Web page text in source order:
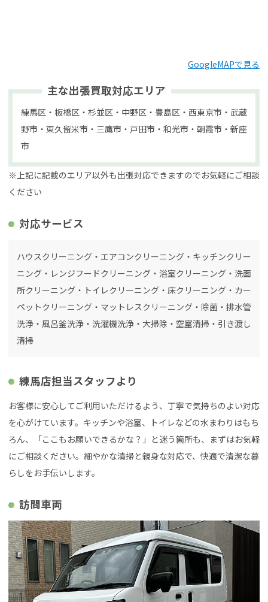
GoogleMAPで見る
主な出張買取対応エリア
練馬区・板橋区・杉並区・中野区・豊島区・西東京市・武蔵
野市・東久留米市・三鷹市・戸田市・和光市・朝霞市・新座
市
※上記に記載のエリア以外も出張対応できますのでお気軽にご相談
ください
対応サービス
ハウスクリーニング・エアコンクリーニング・キッチンクリー
ニング・レンジフードクリーニング・浴室クリーニング・洗面
所クリーニング・トイレクリーニング・床クリーニング・カー
ペットクリーニング・マットレスクリーニング・除菌・排水管
洗浄・風呂釜洗浄・洗濯機洗浄・大掃除・空室清掃・引き渡し
清掃
練馬店担当スタッフより
お客様に安心してご利用いただけるよう、丁寧で気持ちのよい対応
を心がけています。キッチンや浴室、トイレなどの水まわりはもち
ろん、「ここもお願いできるかな？」と迷う箇所も、まずはお気軽
にご相談ください。細やかな清掃と親身な対応で、快適で清潔な暮
らしをお手伝いします。
訪問車両